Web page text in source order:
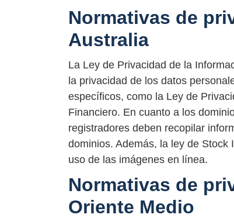
Normativas de
Australia
La Ley de Privacidad de la
la privacidad de los datos
específicos, como la Ley de
Financiero. En cuanto a los
registradores deben recopilar
dominios. Además, la ley de
uso de las imágenes en línea.
Normativas de
Oriente Medio